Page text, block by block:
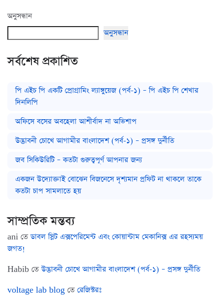
অনুসন্ধান
অনুসন্ধান
সর্বশেষ প্রকাশিত
পি এইচ পি একটি প্রোগ্রামিং ল্যাঙ্গুয়েজ (পর্ব-১) – পি এইচ পি শেখার
দিনলিপি
অফিসে বসের অবহেলা আশীর্বাদ না অভিশাপ
উদ্ভাবনী চোখে আগামীর বাংলাদেশ (পর্ব-১) – প্রসঙ্গ দুর্নীতি
জব সিকিউরিটি – কতটা গুরুত্বপূর্ণ আপনার জন্য
একজন উদ্যোক্তাই বোঝেন বিজনেসে দৃশ্যমান প্রফিট না থাকলে তাকে
কতটা চাপ সামলাতে হয়
সাম্প্রতিক মন্তব্য
ani তেডাবল স্লিট এক্সপেরিমেন্ট এবং কোয়ান্টাম মেকানিক্স এর রহস্যময়
জগত!
Habib তেউদ্ভাবনী চোখে আগামীর বাংলাদেশ (পর্ব-১) – প্রসঙ্গ দুর্নীতি
voltage lab blog তেরেজিস্টরঃ